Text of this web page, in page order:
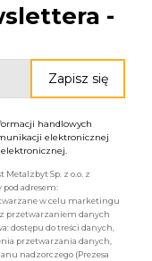
-
handlowych
elektronicznej
Sp. z o.o. z
pod adresem:
w celu marketingu
z przetwarzaniem danych
dostępu do treści danych,
przetwarzania danych,
nadzorczego (Prezesa